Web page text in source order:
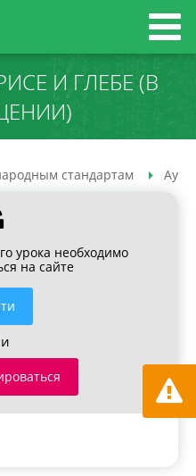
И ГЛЕБЕ (В
стандартам
урока необходимо
на сайте